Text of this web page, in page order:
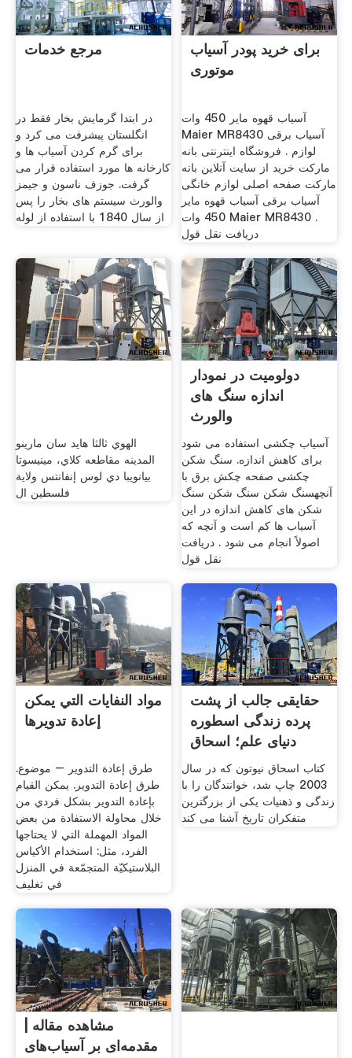
مرجع خدمات
در ابتدا گرمایش بخار فقط در
انگلستان پیشرفت می کرد و
برای گرم کردن آسیاب ها و
کارخانه ها مورد استفاده قرار می
گرفت. جوزف ناسون و جیمز
والورث سیستم های بخار را پس
از سال 1840 با استفاده از لوله
برای خرید پودر آسیاب
موتوری
آسیاب قهوه مایر 450 وات
Maier MR8430 آسیاب برقی
لوازم . فروشگاه اینترنتی بانه
مارکت خرید از سایت آنلاین بانه
مارکت صفحه اصلی لوازم خانگی
آسیاب برقی آسیاب قهوه مایر
450 وات Maier MR8430 .
دریافت نقل قول
الهوي ثالثا هايد سان مارينو
المدينه مقاطعه كلاي، مينيسوتا
بيانويبا دي لوس إنفانتس ولاية
فلسطين ال
دولومیت در نمودار
اندازه سنگ های
والورث
آسیاب چکشی استفاده می شود
برای کاهش اندازه. سنگ شکن
چکشی صفحه چکش برق با
آنچهسنگ شکن سنگ شکن سنگ
شکن های کاهش اندازه در این
آسیاب ها کم است و آنچه که
اصولاً انجام می شود . دریافت
نقل قول
مواد النفايات التي يمكن
إعادة تدويرها
طرق إعادة التدوير – موضوع.
طرق إعادة التدوير. يمكن القيام
بإعادة التدوير بشكل فردي من
خلال محاولة الاستفادة من بعض
المواد المهملة التي لا يحتاجها
الفرد، مثل: استخدام الأكياس
البلاستيكيّة المتجمّعة في المنزل
في تغليف
حقایقی جالب از پشت
پرده زندگی اسطوره
دنیای علم؛ اسحاق
کتاب اسحاق نیوتون که در سال
2003 چاپ شد، خوانندگان را با
زندگی و ذهنیات یکی از بزرگترین
متفکران تاریخ آشنا می کند
مشاهده مقاله |
مقدمه‌ای بر آسیاب‌های